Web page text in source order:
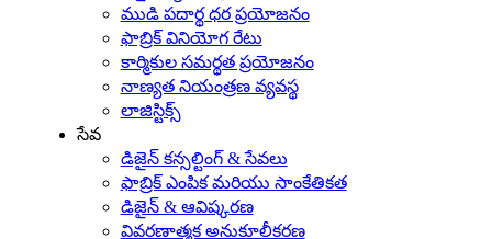
ముడి పదార్థ ధర ప్రయోజనం
ఫాబ్రిక్ వినియోగ రేటు
కార్మికుల సమర్థత ప్రయోజనం
నాణ్యత నియంత్రణ వ్యవస్థ
లాజిస్టిక్స్
సేవ
డిజైన్ కన్సల్టింగ్ & సేవలు
ఫాబ్రిక్ ఎంపిక మరియు సాంకేతికత
డిజైన్ & ఆవిష్కరణ
వివరణాత్మక అనుకూలీకరణ